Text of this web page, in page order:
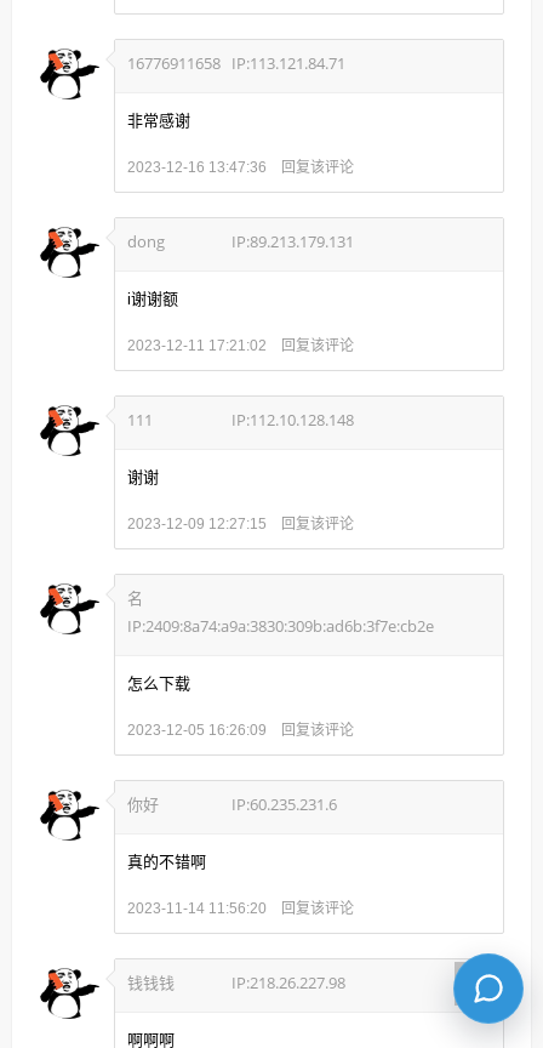
16776911658 IP:113.121.84.71
非常感谢
2023-12-16 13:47:36 回复该评论
dong IP:89.213.179.131
i谢谢额
2023-12-11 17:21:02 回复该评论
111 IP:112.10.128.148
谢谢
2023-12-09 12:27:15 回复该评论
名
IP:2409:8a74:a9a:3830:309b:ad6b:3f7e:cb2e
怎么下载
2023-12-05 16:26:09 回复该评论
你好 IP:60.235.231.6
真的不错啊
2023-11-14 11:56:20 回复该评论
钱钱钱 IP:218.26.227.98
啊啊啊